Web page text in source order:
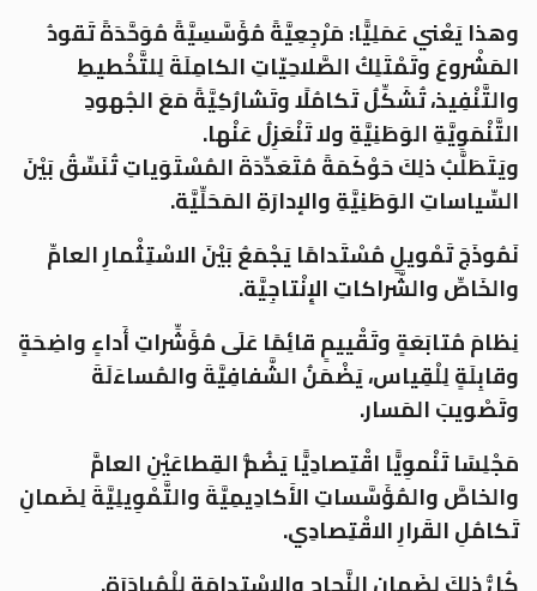
وهذا يَعْني عَمَلِيًّا: مَرْجِعِيَّةً مُؤَسَّسِيَّةً مُوَحَّدَةً تَقودُ
المَشْروعَ وتَمْتَلِكُ الصَّلاحِيّاتِ الكامِلَةَ لِلتَّخْطيطِ
والتَّنْفِيذ، تُشَكِّلُ تَكامُلًا وتَشارُكِيَّةً مَعَ الجُهودِ
التَّنْمَوِيَّةِ الوَطَنِيَّةِ ولا تَنْعَزِلُ عَنْها.
ويَتَطَلَّبُ ذلِكَ حَوْكَمَةً مُتَعَدِّدَةَ المُسْتَوَياتِ تُنَسِّقُ بَيْنَ
السِّياساتِ الوَطَنِيَّةِ والإدارَةِ المَحَلِّيَّة.
نَمُوذَجَ تَمْويلٍ مُسْتَدامًا يَجْمَعُ بَيْنَ الاسْتِثْمارِ العامِّ
والخَاصِّ والشَّراكاتِ الإِنْتاجِيَّة.
نِظامَ مُتابَعَةٍ وتَقْييمٍ قائِمًا عَلَى مُؤَشِّراتِ أَداءٍ واضِحَةٍ
وقابِلَةٍ لِلْقِياس، يَضْمَنُ الشَّفافِيَّةَ والمُساءَلَةَ
وتَصْويبَ المَسار.
مَجْلِسًا تَنْموِيًّا اقْتِصادِيًّا يَضُمُّ القِطاعَيْنِ العامَّ
والخاصَّ والمُؤَسَّساتِ الأَكادِيمِيَّةَ والتَّمْوِيلِيَّةَ لِضَمانِ
تَكامُلِ القَرارِ الاقْتِصادِي.